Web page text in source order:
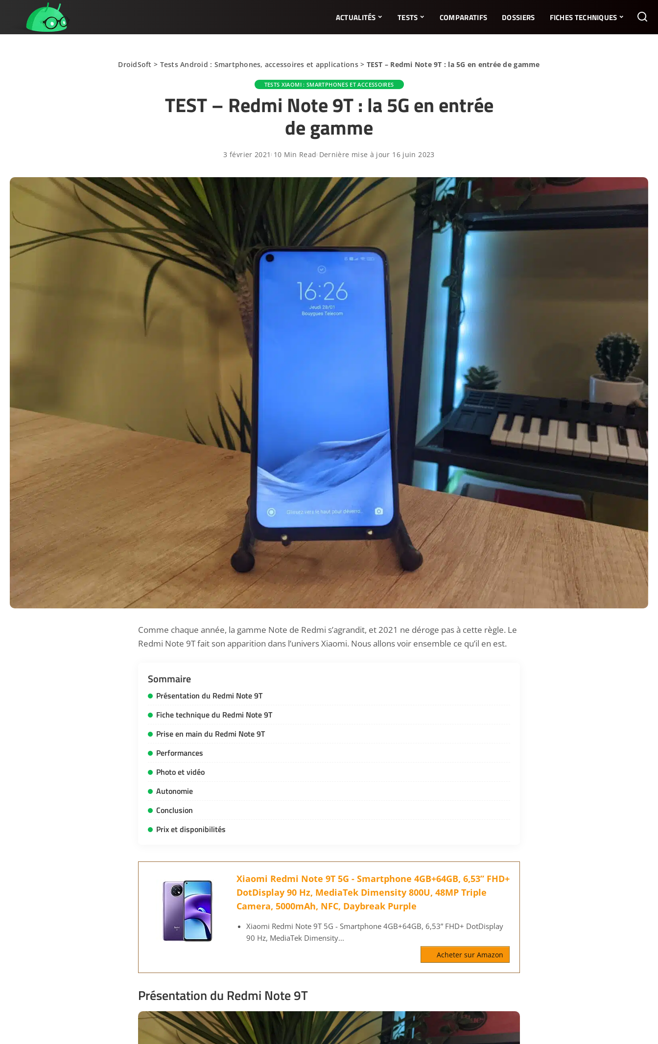
ACTUALITÉS TESTS COMPARATIFS DOSSIERS FICHES TECHNIQUES
DroidSoft > Tests Android : Smartphones, accessoires et applications> TEST – Redmi Note 9T : la 5G en entrée de gamme
TESTS XIAOMI : SMARTPHONES ET ACCESSOIRES
TEST – Redmi Note 9T : la 5G en entrée
de gamme
3 février 2021 10 Min Read Dernière mise à jour 16 juin 2023
Comme chaque année, la gamme Note de Redmi s’agrandit, et 2021 ne déroge pas à cette règle. Le
Redmi Note 9T fait son apparition dans l’univers Xiaomi. Nous allons voir ensemble ce qu’il en est.
Sommaire
Présentation du Redmi Note 9T
Fiche technique du Redmi Note 9T
Prise en main du Redmi Note 9T
Performances
Photo et vidéo
Autonomie
Conclusion
Prix et disponibilités
Xiaomi Redmi Note 9T 5G - Smartphone 4GB+64GB, 6,53” FHD+
DotDisplay 90 Hz, MediaTek Dimensity 800U, 48MP Triple
Camera, 5000mAh, NFC, Daybreak Purple
Xiaomi Redmi Note 9T 5G - Smartphone 4GB+64GB, 6,53” FHD+ DotDisplay
90 Hz, MediaTek Dimensity...
Acheter sur Amazon
Présentation du Redmi Note 9T